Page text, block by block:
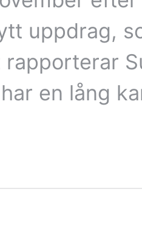
uppdrag,
rapporterar
en lång